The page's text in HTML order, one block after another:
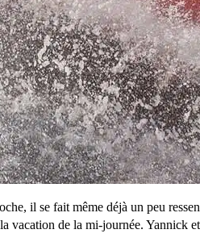
il se fait même déjà un peu
vacation de la mi-journée. Yannick